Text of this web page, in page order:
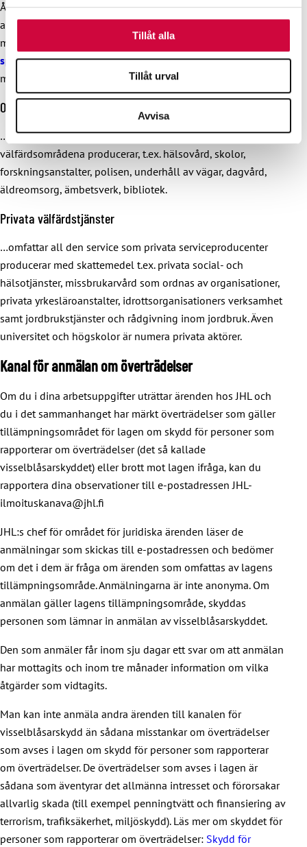
information som du har tillhandahållit eller som de har
Tillåt alla
Tillåt urval
Avvisa
År 2010 fattadeJärnvägsmannaförbundetbeslut om att
ansluta sig till JHL. Den nya organisationsformen för dess
medlemmar blev
Samorganisationen för yrkesarbetare inom
spårtrafiken JHLDet gamla Järnvägsmannaförbundets
medlemmar blev JHL-medlemmar vid ingången av 2012.
Offentliga tjänster
…omfattar all service som staten, kommunerna och
välfärdsområdena producerar, t.ex. hälsovård, skolor,
forskningsanstalter, polisen, underhåll av vägar, dagvård,
äldreomsorg, ämbetsverk, bibliotek.
Privata välfärdstjänster
…omfattar all den service som privata serviceproducenter
producerar med skattemedel t.ex. privata social- och
hälsotjänster, missbrukarvård som ordnas av organisationer,
privata yrkesläroanstalter, idrottsorganisationers verksamhet
samt jordbrukstjänster och rådgivning inom jordbruk. Även
universitet och högskolor är numera privata aktörer.
Kanal för anmälan om överträdelser
Om du i dina arbetsuppgifter uträttar ärenden hos JHL och
du i det sammanhanget har märkt överträdelser som gäller
tillämpningsområdet för lagen om skydd för personer som
rapporterar om överträdelser (det så kallade
visselblåsarskyddet) eller brott mot lagen ifråga, kan du
rapportera dina observationer till e-postadressen JHL-
ilmoituskanava@jhl.fi
JHL:s chef för området för juridiska ärenden läser de
anmälningar som skickas till e-postadressen och bedömer
om det i dem är fråga om ärenden som omfattas av lagens
tillämpningsområde. Anmälningarna är inte anonyma. Om
anmälan gäller lagens tillämpningsområde, skyddas
personen som lämnar in anmälan av visselblåsarskyddet.
Den som anmäler får inom sju dagar ett svar om att anmälan
har mottagits och inom tre månader information om vilka
åtgärder som vidtagits.
Man kan inte anmäla andra ärenden till kanalen för
visselblåsarskydd än sådana misstankar om överträdelser
som avses i lagen om skydd för personer som rapporterar
om överträdelser. De överträdelser som avses i lagen är
sådana som äventyrar det allmänna intresset och förorsakar
allvarlig skada (till exempel penningtvätt och finansiering av
terrorism, trafiksäkerhet, miljöskydd). Läs mer om skyddet för
personer som rapporterar om överträdelser: Skydd för